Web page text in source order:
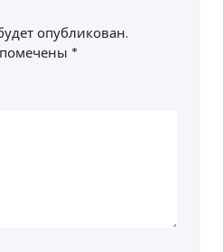
опубликован.
*